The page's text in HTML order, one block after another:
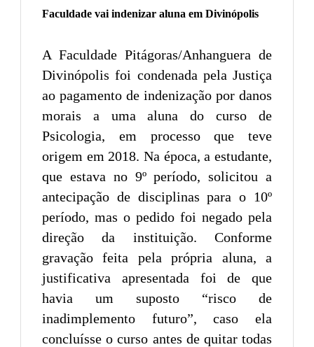
Faculdade vai indenizar aluna em Divinópolis
A Faculdade Pitágoras/Anhanguera de
Divinópolis foi condenada pela Justiça
ao pagamento de indenização por danos
morais a uma aluna do curso de
Psicologia, em processo que teve
origem em 2018. Na época, a estudante,
que estava no 9º período, solicitou a
antecipação de disciplinas para o 10º
período, mas o pedido foi negado pela
direção da instituição. Conforme
gravação feita pela própria aluna, a
justificativa apresentada foi de que
havia um suposto “risco de
inadimplemento futuro”, caso ela
concluísse o curso antes de quitar todas